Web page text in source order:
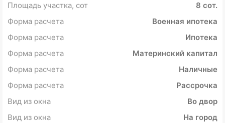
Площадь участка, сот
8 сот.
Форма расчета
Военная ипотека
Форма расчета
Ипотека
Форма расчета
Материнский капитал
Форма расчета
Наличные
Форма расчета
Рассрочка
Вид из окна
Во двор
Вид из окна
На город